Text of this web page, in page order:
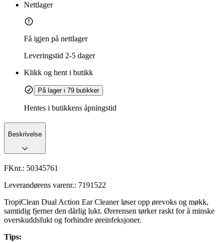
Nettlager
Få igjen på nettlager
Leveringstid 2-5 dager
Klikk og hent i butikk
På lager i 79 butikker
Hentes i butikkens åpningstid
Beskrivelse
FKnr.: 50345761
Leverandørens varenr.: 7191522
TropiClean Dual Action Ear Cleaner løser opp ørevoks og møkk,
samtidig fjerner den dårlig lukt. Ørerensen tørker raskt for å minske
overskuddsfukt og forhindre øreinfeksjoner.
Tips: